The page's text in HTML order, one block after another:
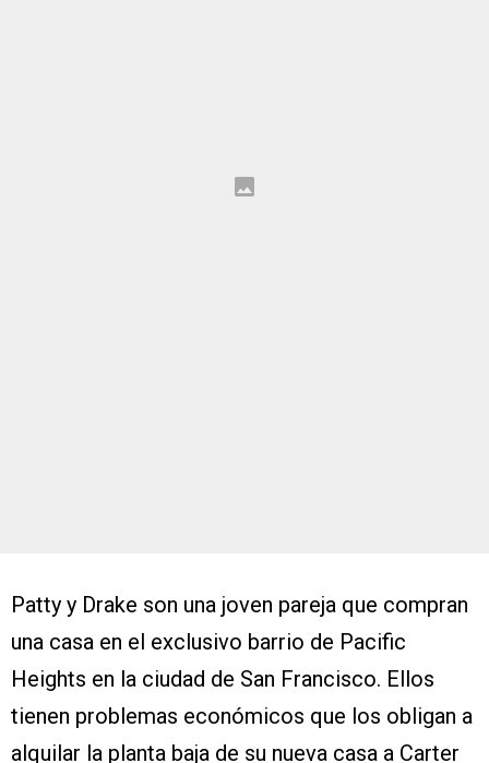
Patty y Drake son una joven pareja que compran
una casa en el exclusivo barrio de Pacific
Heights en la ciudad de San Francisco. Ellos
tienen problemas económicos que los obligan a
alquilar la planta baja de su nueva casa a Carter